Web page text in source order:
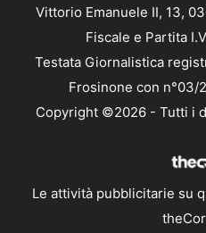
Vittorio Emanuele II, 13,
Fiscale e Partita
Testata Giornalistica
Frosinone con n°03/
Copyright ©2026 - Tutti i
Le attività pubblicitarie su